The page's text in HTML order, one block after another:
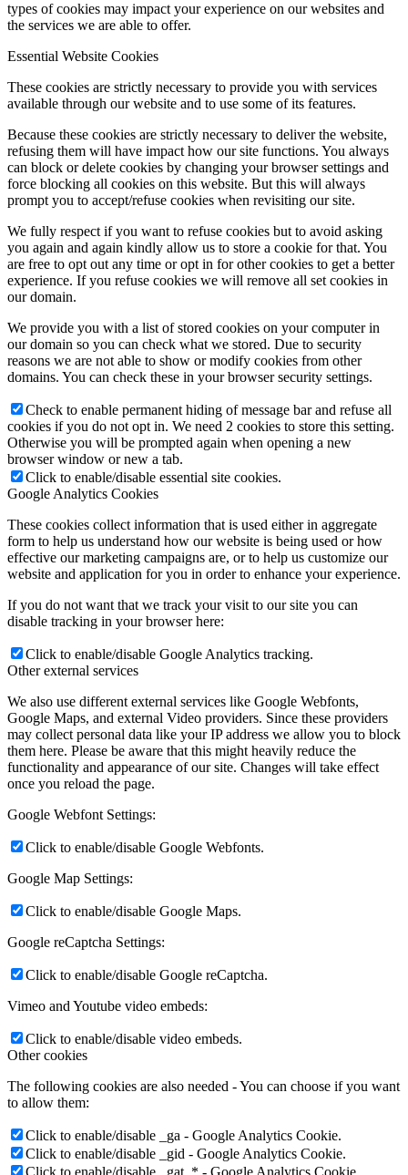
types of cookies may impact your experience on our websites and
the services we are able to offer.
Essential Website Cookies
These cookies are strictly necessary to provide you with services
available through our website and to use some of its features.
Because these cookies are strictly necessary to deliver the website,
refusing them will have impact how our site functions. You always
can block or delete cookies by changing your browser settings and
force blocking all cookies on this website. But this will always
prompt you to accept/refuse cookies when revisiting our site.
We fully respect if you want to refuse cookies but to avoid asking
you again and again kindly allow us to store a cookie for that. You
are free to opt out any time or opt in for other cookies to get a better
experience. If you refuse cookies we will remove all set cookies in
our domain.
We provide you with a list of stored cookies on your computer in
our domain so you can check what we stored. Due to security
reasons we are not able to show or modify cookies from other
domains. You can check these in your browser security settings.
Check to enable permanent hiding of message bar and refuse all
cookies if you do not opt in. We need 2 cookies to store this setting.
Otherwise you will be prompted again when opening a new
browser window or new a tab.
Click to enable/disable essential site cookies.
Google Analytics Cookies
These cookies collect information that is used either in aggregate
form to help us understand how our website is being used or how
effective our marketing campaigns are, or to help us customize our
website and application for you in order to enhance your experience.
If you do not want that we track your visit to our site you can
disable tracking in your browser here:
Click to enable/disable Google Analytics tracking.
Other external services
We also use different external services like Google Webfonts,
Google Maps, and external Video providers. Since these providers
may collect personal data like your IP address we allow you to block
them here. Please be aware that this might heavily reduce the
functionality and appearance of our site. Changes will take effect
once you reload the page.
Google Webfont Settings:
Click to enable/disable Google Webfonts.
Google Map Settings:
Click to enable/disable Google Maps.
Google reCaptcha Settings:
Click to enable/disable Google reCaptcha.
Vimeo and Youtube video embeds:
Click to enable/disable video embeds.
Other cookies
The following cookies are also needed - You can choose if you want
to allow them:
Click to enable/disable _ga - Google Analytics Cookie.
Click to enable/disable _gid - Google Analytics Cookie.